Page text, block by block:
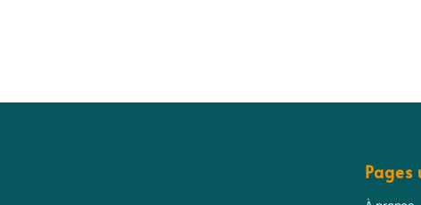
Pages